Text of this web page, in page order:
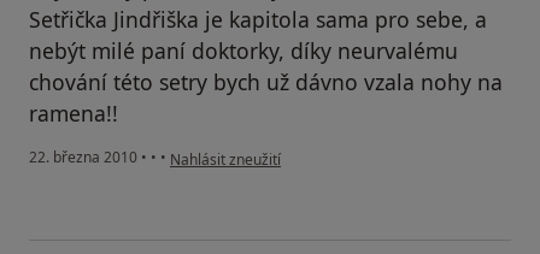
Setřička Jindřiška je kapitola sama pro sebe, a
nebýt milé paní doktorky, díky neurvalému
chování této setry bych už dávno vzala nohy na
ramena!!
22. března 2010 • • • podle názoru uživatele Pacient
Nahlásit zneužití